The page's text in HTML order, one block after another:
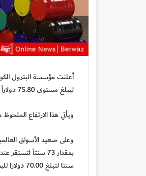
ليبلغ مستوى 75.80 دولاراً للبرميل.
ويأتي هذا الارتفاع الملحوظ
وعلى صعيد الأسواق
سنتاً لتبلغ 70.00 دولاراً للبرميل.